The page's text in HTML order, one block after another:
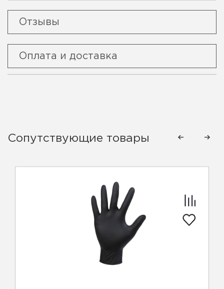
Отзывы
Оплата и доставка
Сопутствующие товары